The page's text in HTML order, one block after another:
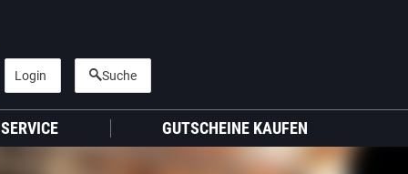
Login Suche
SERVICE GUTSCHEINE KAUFEN